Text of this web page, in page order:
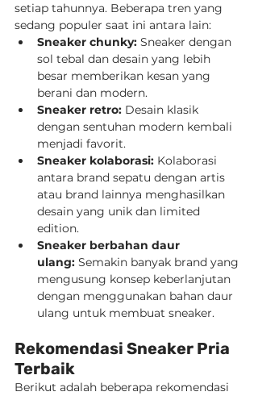
setiap tahunnya. Beberapa tren yang
sedang populer saat ini antara lain:
Sneaker chunky: Sneaker dengan
sol tebal dan desain yang lebih
besar memberikan kesan yang
berani dan modern.
Sneaker retro: Desain klasik
dengan sentuhan modern kembali
menjadi favorit.
Sneaker kolaborasi: Kolaborasi
antara brand sepatu dengan artis
atau brand lainnya menghasilkan
desain yang unik dan limited
edition.
Sneaker berbahan daur
ulang: Semakin banyak brand yang
mengusung konsep keberlanjutan
dengan menggunakan bahan daur
ulang untuk membuat sneaker.
Rekomendasi Sneaker Pria
Terbaik
Berikut adalah beberapa rekomendasi